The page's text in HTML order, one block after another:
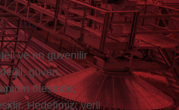
ve en güvenilir
güven,
ötesinde;
Hedefimiz; yerli